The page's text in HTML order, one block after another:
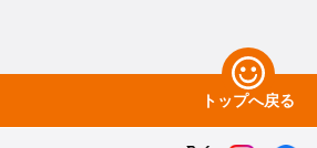
トップへ戻る